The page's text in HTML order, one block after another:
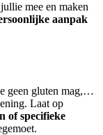
mee en maken
aanpak
geen gluten mag,…
Laat op
of specifieke